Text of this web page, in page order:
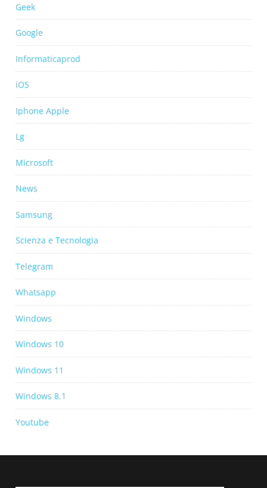
Geek
Google
Informaticaprod
iOS
Iphone Apple
Lg
Microsoft
News
Samsung
Scienza e Tecnologia
Telegram
Whatsapp
Windows
Windows 10
Windows 11
Windows 8.1
Youtube